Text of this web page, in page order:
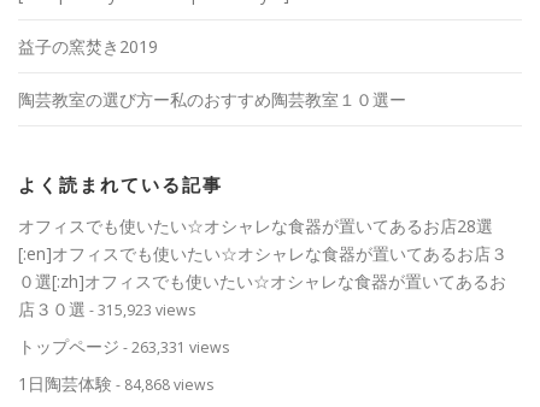
益子の窯焚き2019
陶芸教室の選び方ー私のおすすめ陶芸教室１０選ー
よく読まれている記事
オフィスでも使いたい☆オシャレな食器が置いてあるお店28選
[:en]オフィスでも使いたい☆オシャレな食器が置いてあるお店３
０選[:zh]オフィスでも使いたい☆オシャレな食器が置いてあるお
店３０選 - 315,923 views
トップページ - 263,331 views
1日陶芸体験 - 84,868 views